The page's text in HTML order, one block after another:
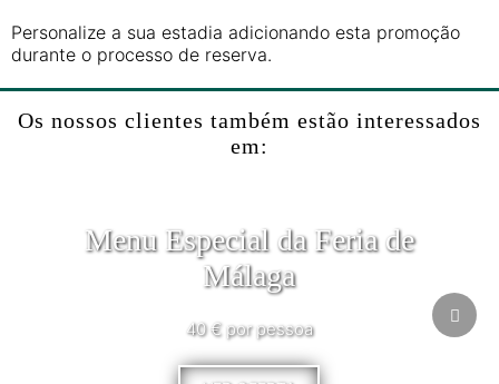
Personalize a sua estadia adicionando esta promoção
durante o processo de reserva.
Os nossos clientes também estão interessados
em:
Menu Especial da Feria de
Málaga
40 € por pessoa